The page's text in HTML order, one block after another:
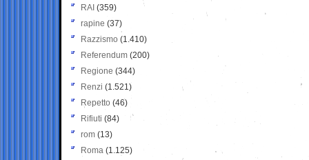
RAI (359)
rapine (37)
Razzismo (1.410)
Referendum (200)
Regione (344)
Renzi (1.521)
Repetto (46)
Rifiuti (84)
rom (13)
Roma (1.125)